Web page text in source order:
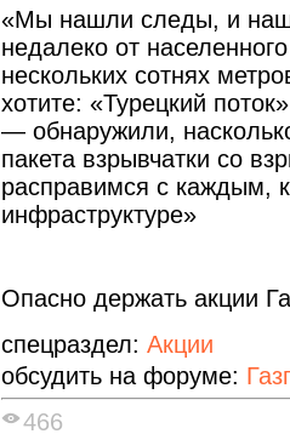
«Мы нашли следы, и
недалеко от
нескольких сотнях
хотите: «Турецкий
— обнаружили,
пакета взрывчатки со
расправимся с каждым,
инфраструктуре»
Опасно держать акции
спецраздел: Акции
обсудить на форуме:
466